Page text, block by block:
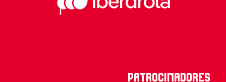
Patrocinadores